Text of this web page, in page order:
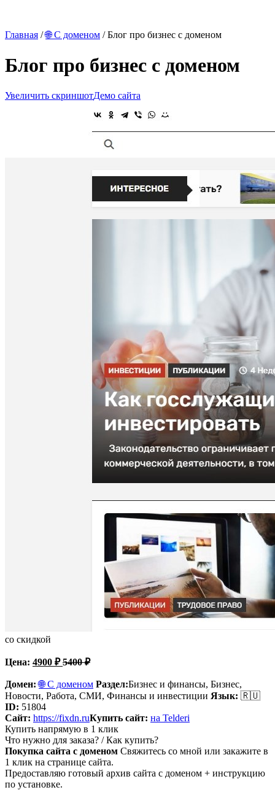
Главная /🌐 С доменом / Блог про бизнес с доменом
Блог про бизнес с доменом
Увеличить скриншотДемо сайта
со скидкой
Цена: 4900 ₽ 5400₽
Домен: 🌐 С доменом Раздел:Бизнес и финансы, Бизнес,
Новости, Работа, СМИ, Финансы и инвестиции Язык: 🇷🇺
ID: 51804
Сайт: https://fixdn.ruКупить сайт: на Telderi
Купить напрямую в 1 клик
Что нужно для заказа? / Как купить?
Покупка сайта с доменом Свяжитесь со мной или закажите в
1 клик на странице сайта.
Предоставляю готовый архив сайта с доменом + инструкцию
по установке.